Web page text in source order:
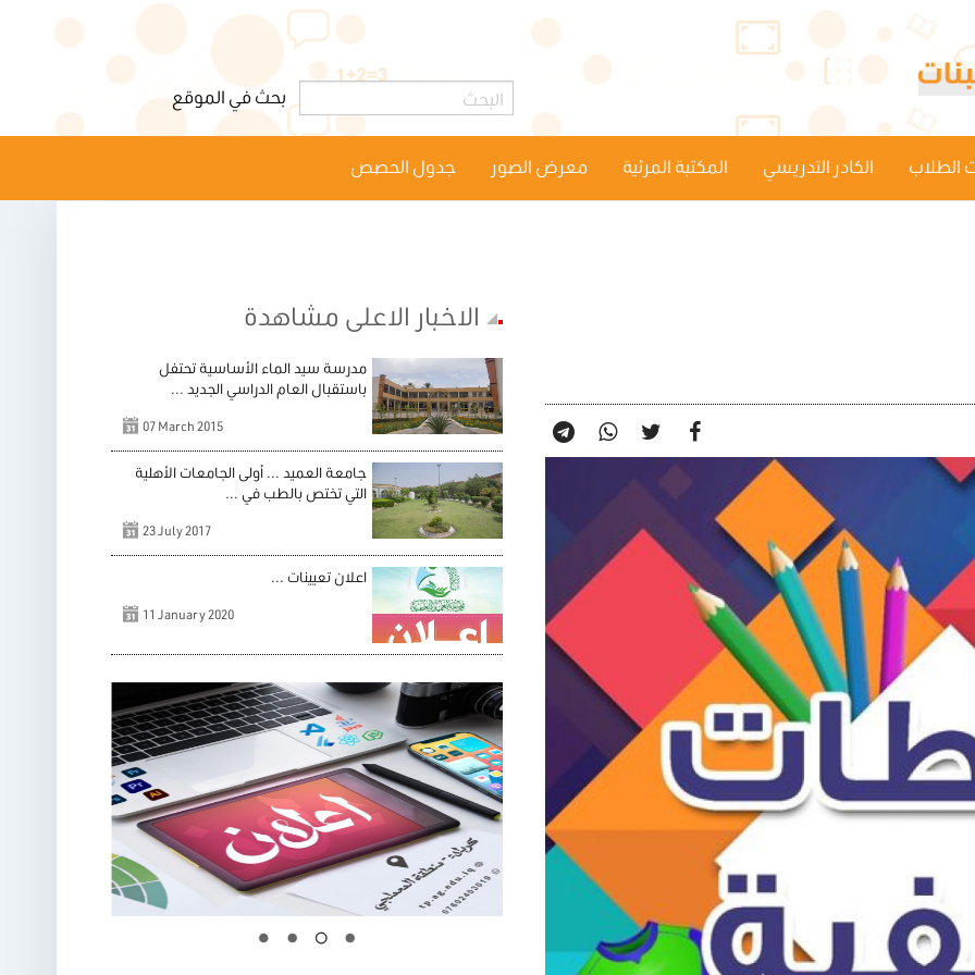
الطلاب الكادر التدريسي المكتبة المرئية معرض الصور جدول الحصص
الاخبار الاعلى مشاهدة
مدرسة سيد الماء الأساسية تحتفل
باستقبال العام الدراسي الجديد ...
07 March 2015
جامعة العميد ... أولى الجامعات الأهلية
التي تختص بالطب في ...
23 July 2017
اعلان تعيينات ...
11 January 2020